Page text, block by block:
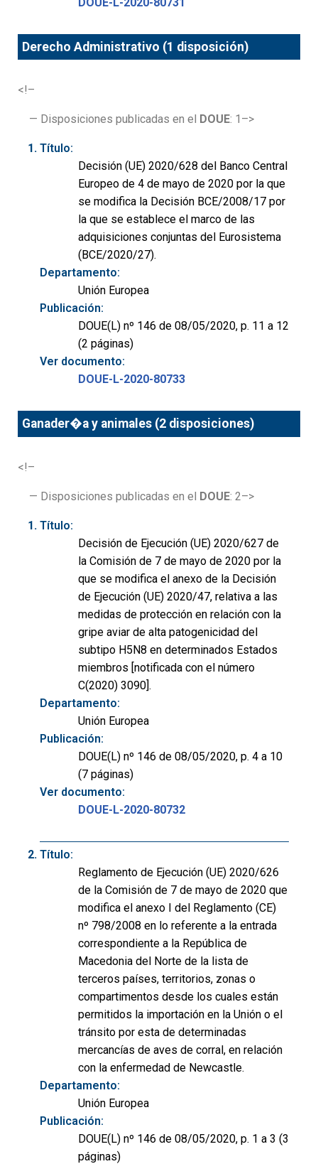
Derecho Administrativo (1 disposición)
<!–
— Disposiciones publicadas en el DOUE: 1–>
Título:
Decisión (UE) 2020/628 del Banco Central
Europeo de 4 de mayo de 2020 por la que
se modifica la Decisión BCE/2008/17 por
la que se establece el marco de las
adquisiciones conjuntas del Eurosistema
(BCE/2020/27).
Departamento:
Unión Europea
Publicación:
DOUE(L) nº 146 de 08/05/2020, p. 11 a 12
(2 páginas)
Ver documento:
DOUE-L-2020-80733
Ganader�a y animales (2 disposiciones)
<!–
— Disposiciones publicadas en el DOUE: 2–>
Título:
Decisión de Ejecución (UE) 2020/627 de
la Comisión de 7 de mayo de 2020 por la
que se modifica el anexo de la Decisión
de Ejecución (UE) 2020/47, relativa a las
medidas de protección en relación con la
gripe aviar de alta patogenicidad del
subtipo H5N8 en determinados Estados
miembros [notificada con el número
C(2020) 3090].
Departamento:
Unión Europea
Publicación:
DOUE(L) nº 146 de 08/05/2020, p. 4 a 10
(7 páginas)
Ver documento:
DOUE-L-2020-80732
Título:
Reglamento de Ejecución (UE) 2020/626
de la Comisión de 7 de mayo de 2020 que
modifica el anexo I del Reglamento (CE)
nº 798/2008 en lo referente a la entrada
correspondiente a la República de
Macedonia del Norte de la lista de
terceros países, territorios, zonas o
compartimentos desde los cuales están
permitidos la importación en la Unión o el
tránsito por esta de determinadas
mercancías de aves de corral, en relación
con la enfermedad de Newcastle.
Departamento:
Unión Europea
Publicación:
DOUE(L) nº 146 de 08/05/2020, p. 1 a 3 (3
páginas)